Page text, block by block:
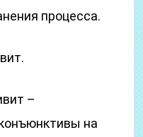
процесса.
–
на